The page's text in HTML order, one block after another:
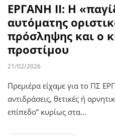
ΕΡΓΑΝΗ ΙΙ: Η
αυτόματης
πρόσληψης και ο
προστίμου
21/02/2026
Πρεμιέρα είχαμε για το ΠΣ
αντιδράσεις, θετικές ή
επίπεδο” κυρίως στα…